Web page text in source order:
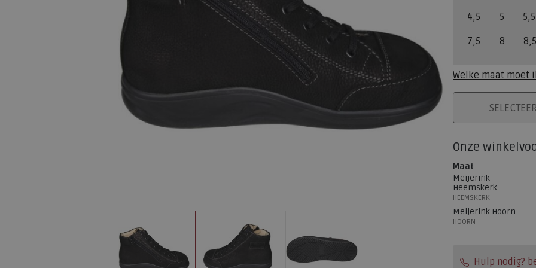
4,5 5 5,5
7,5 8 8,5
Welke maat moet
PLAATS IN
Onze
Maat
Meijerink
Heemskerk
HEEMSKERK
Meijerink Hoorn
HOORN
Hulp nodig?